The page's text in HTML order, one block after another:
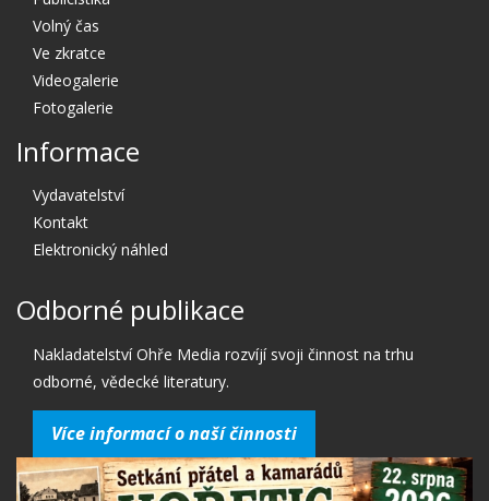
Volný čas
Ve zkratce
Videogalerie
Fotogalerie
Informace
Vydavatelství
Kontakt
Elektronický náhled
Odborné publikace
Nakladatelství Ohře Media rozvíjí svoji činnost na trhu
odborné, vědecké literatury.
Více informací o naší činnosti